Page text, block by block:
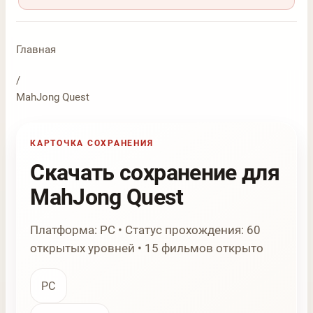
Главная
/
MahJong Quest
КАРТОЧКА СОХРАНЕНИЯ
Скачать сохранение для
MahJong Quest
Платформа: PC • Статус прохождения: 60
открытых уровней • 15 фильмов открыто
PC